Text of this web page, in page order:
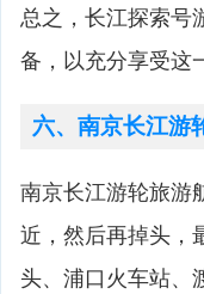
总之，长江探索号
备，以充分享受这
六、南京长江游
南京长江游轮旅游
近，然后再掉头，
头、浦口火车站、